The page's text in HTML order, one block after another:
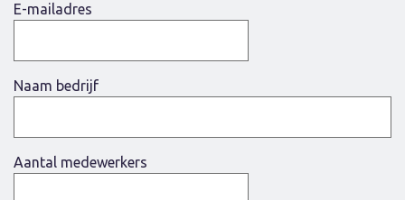
E-mailadres
Naam bedrijf
Aantal medewerkers